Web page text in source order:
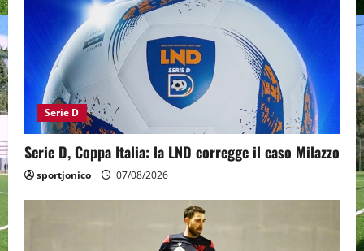
Serie D
Serie D, Coppa Italia: la LND corregge il caso Milazzo
sportjonico 07/08/2026